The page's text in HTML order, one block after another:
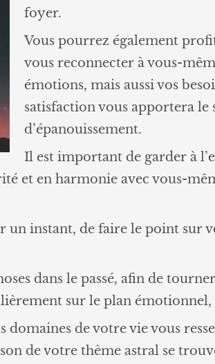
foyer.
Vous pourrez également
vous reconnecter à vous-
émotions, mais aussi vos
satisfaction vous apportera
d’épanouissement.
Il est important de garder à
et en harmonie avec vous-
un instant, de faire le point sur
dans le passé, afin de
sur le plan
de votre vie vous
de votre thème astral se